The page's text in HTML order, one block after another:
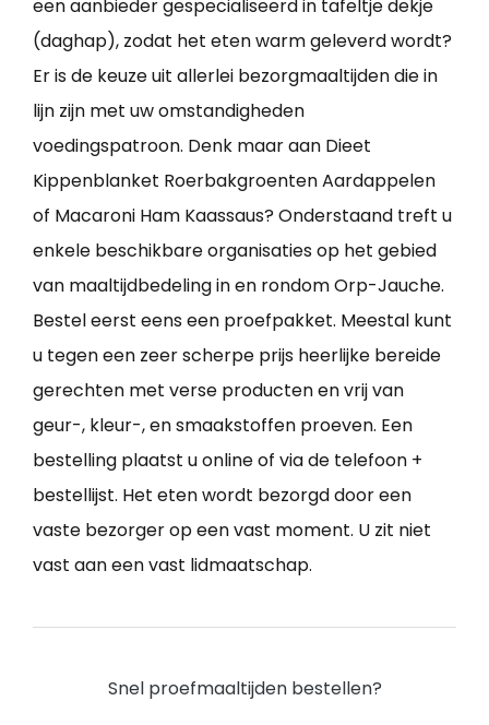
een aanbieder gespecialiseerd in tafeltje dekje
(daghap), zodat het eten warm geleverd wordt?
Er is de keuze uit allerlei bezorgmaaltijden die in
lijn zijn met uw omstandigheden
voedingspatroon. Denk maar aan Dieet
Kippenblanket Roerbakgroenten Aardappelen
of Macaroni Ham Kaassaus? Onderstaand treft u
enkele beschikbare organisaties op het gebied
van maaltijdbedeling in en rondom Orp-Jauche.
Bestel eerst eens een proefpakket. Meestal kunt
u tegen een zeer scherpe prijs heerlijke bereide
gerechten met verse producten en vrij van
geur-, kleur-, en smaakstoffen proeven. Een
bestelling plaatst u online of via de telefoon +
bestellijst. Het eten wordt bezorgd door een
vaste bezorger op een vast moment. U zit niet
vast aan een vast lidmaatschap.
Snel proefmaaltijden bestellen?